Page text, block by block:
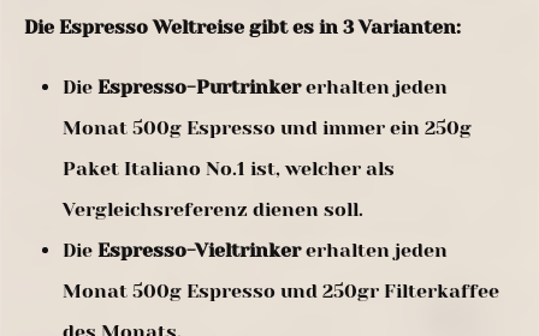
Die Espresso Weltreise gibt es in 3 Varianten:
Die Espresso-Purtrinkererhalten jeden
Monat 500g Espresso und immer ein 250g
Paket Italiano No.1 ist, welcher als
Vergleichsreferenz dienen soll.
Die Espresso-Vieltrinkererhalten jeden
Monat 500g Espresso und 250gr Filterkaffee
des Monats.